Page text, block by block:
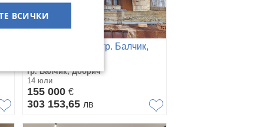
Продава КЪЩА, гр. Балчик,
гр. Балчик, Добрич
14 юли
155 000 €
303 153,65 лв
ВСИЧКИ